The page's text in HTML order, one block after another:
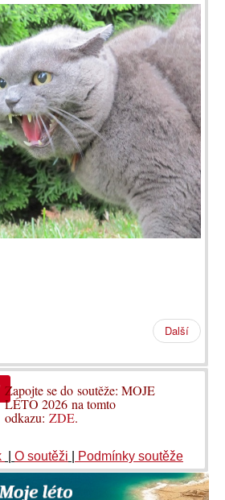
Další
Zapojte se do soutěže: MOJE
LÉTO 2026 na tomto
odkazu:ZDE.
O soutěži Podmínky soutěže